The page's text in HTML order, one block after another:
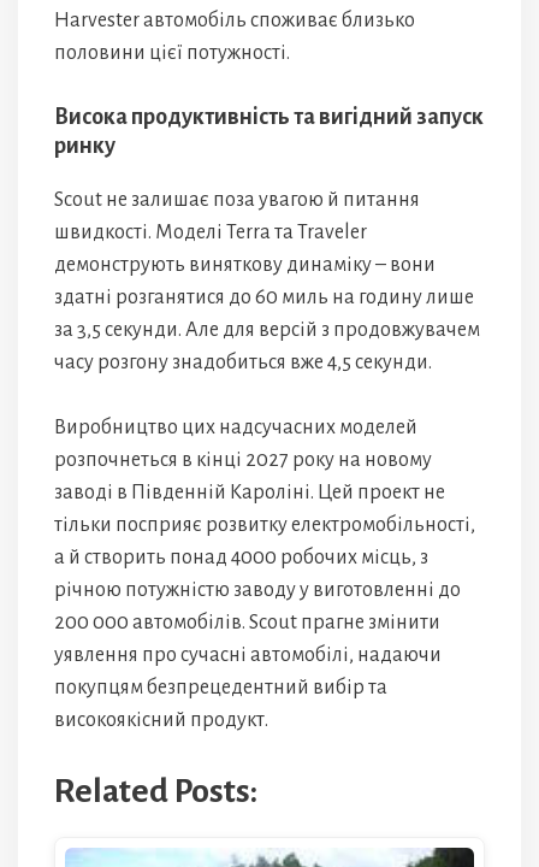
Harvester автомобіль споживає близько
половини цієї потужності.
Висока продуктивність та вигідний запуск
ринку
Scout не залишає поза увагою й питання
швидкості. Моделі Terra та Traveler
демонструють виняткову динаміку – вони
здатні розганятися до 60 миль на годину лише
за 3,5 секунди. Але для версій з продовжувачем
часу розгону знадобиться вже 4,5 секунди.
Виробництво цих надсучасних моделей
розпочнеться в кінці 2027 року на новому
заводі в Південній Кароліні. Цей проект не
тільки посприяє розвитку електромобільності,
а й створить понад 4000 робочих місць, з
річною потужністю заводу у виготовленні до
200 000 автомобілів. Scout прагне змінити
уявлення про сучасні автомобілі, надаючи
покупцям безпрецедентний вибір та
високоякісний продукт.
Related Posts: